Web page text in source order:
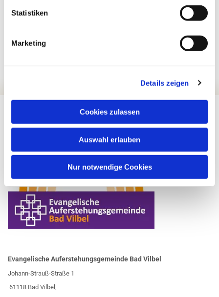
Statistiken
Marketing
Details zeigen
Cookies zulassen
Auswahl erlauben
Nur notwendige Cookies
Evangelische Auferstehungsgemeinde Bad Vilbel
Johann-Strauß-Straße 1
61118 Bad Vilbel;